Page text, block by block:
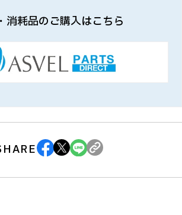
消耗品のご購入はこちら